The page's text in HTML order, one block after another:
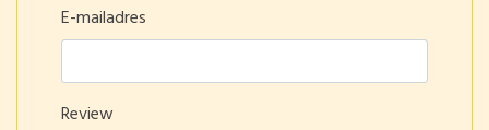
E-mailadres
Review